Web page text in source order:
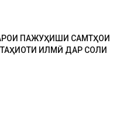
ПАЖУҲИШИ САМТҲОИ
ИЛМӢ ДАР СОЛИ